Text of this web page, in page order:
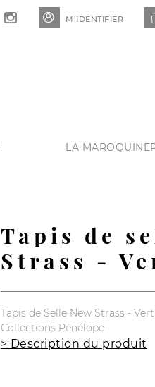
 M’IDENTIFIER
LA
Tapis de
Strass -
Tapis de Selle New Strass -
Collections Pénélope
> Description du produit